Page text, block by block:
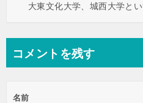
大東文化大学、城西大学と
コメントを残す
名前